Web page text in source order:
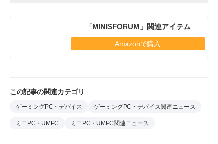
「MINISFORUM」関連アイテム
Amazonで購入
この記事の関連カテゴリ
ゲーミングPC・デバイス ゲーミングPC・デバイス関連ニュース
ミニPC・UMPC ミニPC・UMPC関連ニュース